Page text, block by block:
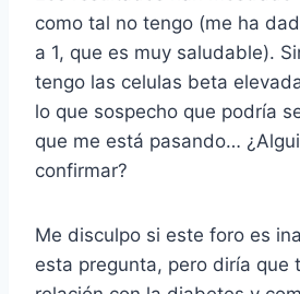
como tal no tengo (me ha
a 1, que es muy saludable).
tengo las celulas beta
lo que sospecho que podría
que me está pasando…
confirmar?
Me disculpo si este foro es
esta pregunta, pero diría que